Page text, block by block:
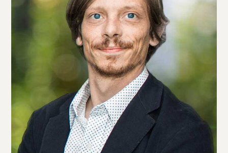
Estrategista de marcas.
Especialista em pesquisa
de mercado não
tradicional. Fundador e
Chief Strategy Officer da
White Rabbit FCB.
ESPANHOL INGLÊS
VER PERFIL
Viaja
COSTA RICA